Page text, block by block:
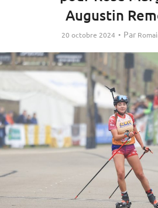
Augustin
20 octobre 2024 Par